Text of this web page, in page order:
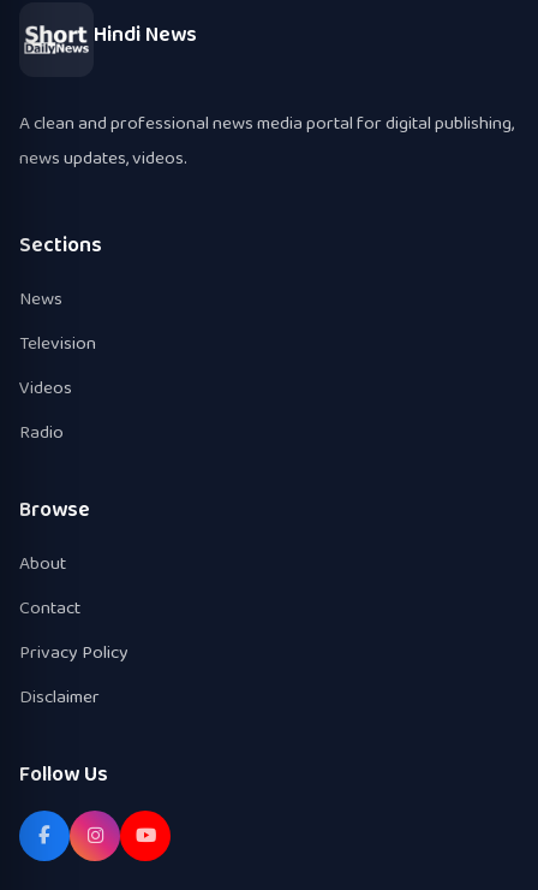
Hindi News
A clean and professional news media portal for digital publishing,
news updates, videos.
Sections
News
Television
Videos
Radio
Browse
About
Contact
Privacy Policy
Disclaimer
Follow Us